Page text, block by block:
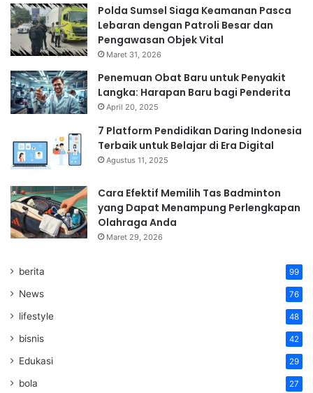
Polda Sumsel Siaga Keamanan Pasca
Lebaran dengan Patroli Besar dan
Pengawasan Objek Vital
Maret 31, 2026
Penemuan Obat Baru untuk Penyakit
Langka: Harapan Baru bagi Penderita
April 20, 2025
7 Platform Pendidikan Daring Indonesia
Terbaik untuk Belajar di Era Digital
Agustus 11, 2025
Cara Efektif Memilih Tas Badminton
yang Dapat Menampung Perlengkapan
Olahraga Anda
Maret 29, 2026
berita 99
News 76
lifestyle 48
bisnis 42
Edukasi 29
bola 27